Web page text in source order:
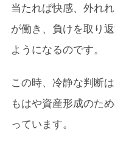
当たれば快感、外れ
が働き、負けを取り
ようになるのです。
この時、冷静な判断
もはや資産形成のた
っています。